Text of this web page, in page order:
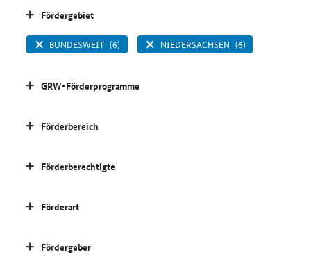
Fördergebiet
BUNDESWEIT (6) NIEDERSACHSEN (6)
GRW-Förderprogramme
Förderbereich
Förderberechtigte
Förderart
Fördergeber